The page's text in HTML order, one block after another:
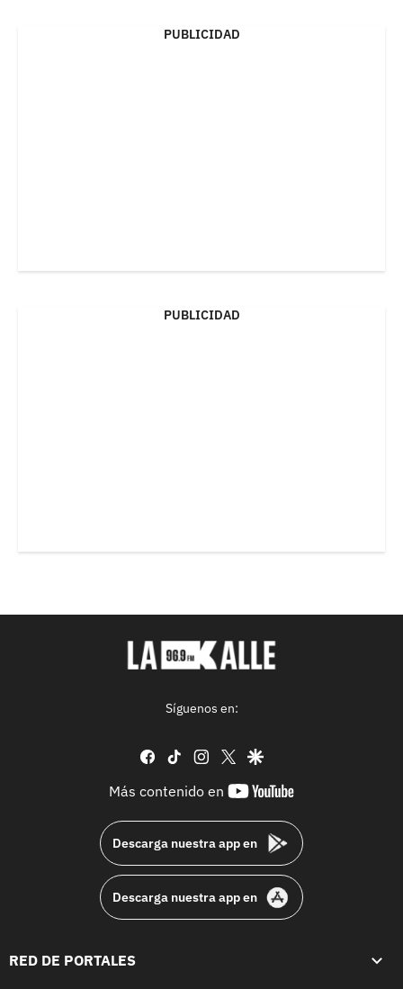
PUBLICIDAD
PUBLICIDAD
Síguenos en:
facebook
tiktok instagram
twittergoogle
Más contenido en
youtube-
Descarga nuestra app en
Descarga nuestra app en
RED DE PORTALES